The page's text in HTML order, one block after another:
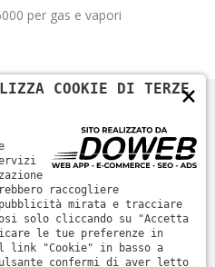
per gas e vapori
News Contatti
×
COOKIE DI TERZE
raccogliere
mirata e tracciare
solo cliccando su "Accetta
le tue preferenze in
link "Cookie" in basso a
confermi di aver letto